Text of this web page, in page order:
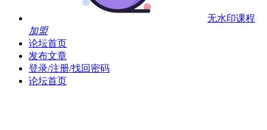
无水印课程
加盟
论坛首页
发布文章
登录/注册/找回密码
论坛首页